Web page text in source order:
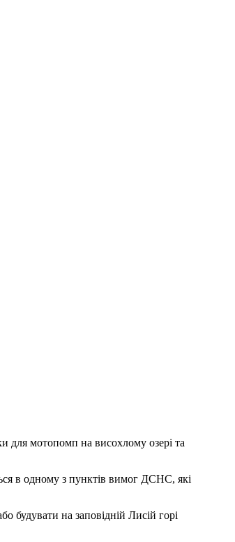
для мотопомп на висохлому озері та
в одному з пунктів вимог ДСНС, які
на заповідній Лисій горі